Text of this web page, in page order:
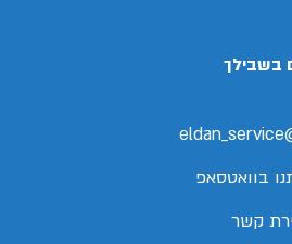
בשבילך
בוואטסאפ
קשר